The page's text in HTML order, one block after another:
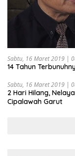
Sabtu, 16 Maret 2019 |
14 Tahun
Sabtu, 16 Maret 2019 |
2 Hari Hilang,
Cipalawah Garut